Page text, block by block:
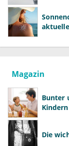
Magazin
Bunter
Die